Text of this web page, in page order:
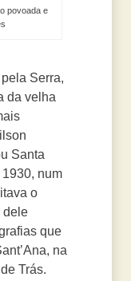
povoada e
Serra,
da velha
Santa
num
o
dele
que
na
Trás.